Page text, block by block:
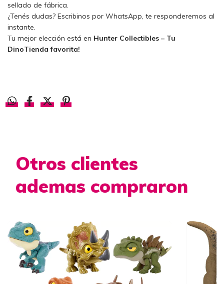
sellado de fábrica.
¿Tenés dudas? Escribinos por WhatsApp, te responderemos al
instante.
Tu mejor elección está en Hunter Collectibles – Tu
DinoTienda favorita!
Otros clientes
ademas compraron